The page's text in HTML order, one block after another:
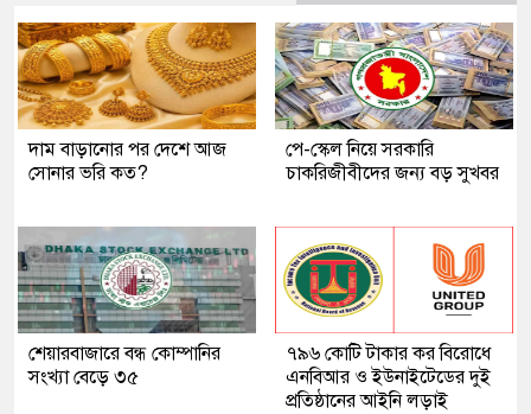
দাম বাড়ানোর পর দেশে আজ
সোনার ভরি কত?
পে-স্কেল নিয়ে সরকারি
চাকরিজীবীদের জন্য বড় সুখবর
শেয়ারবাজারে বন্ধ কোম্পানির
সংখ্যা বেড়ে ৩৫
৭৯৬ কোটি টাকার কর বিরোধে
এনবিআর ও ইউনাইটেডের দুই
প্রতিষ্ঠানের আইনি লড়াই